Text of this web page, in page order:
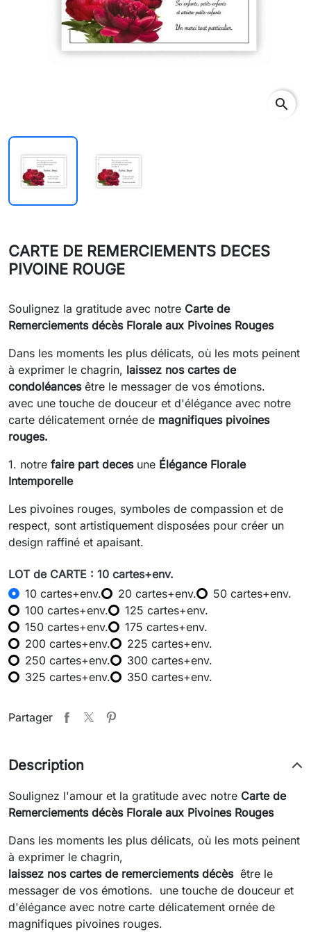
search
CARTE DE REMERCIEMENTS DECES
PIVOINE ROUGE
Soulignez la gratitude avec notre Carte de
Remerciements décès Florale aux Pivoines Rouges
Dans les moments les plus délicats, où les mots peinent
à exprimer le chagrin, laissez nos cartes de
condoléancesêtre le messager de vos émotions.
avec une touche de douceur et d'élégance avec notre
carte délicatement ornée de magnifiques pivoines
rouges.
1. notre faire part decesune Élégance Florale
Intemporelle
Les pivoines rouges, symboles de compassion et de
respect, sont artistiquement disposées pour créer un
design raffiné et apaisant.
LOT de CARTE : 10 cartes+env.
10 cartes+env.
20 cartes+env.
50 cartes+env.
100 cartes+env.
125 cartes+env.
150 cartes+env.
175 cartes+env.
200 cartes+env.
225 cartes+env.
250 cartes+env.
300 cartes+env.
325 cartes+env.
350 cartes+env.
Partager
Description
Soulignez l'amour et la gratitude avec notre Carte de
Remerciements décès Florale aux Pivoines Rouges
Dans les moments les plus délicats, où les mots peinent
à exprimer le chagrin,
laissez nos cartes de remerciements décès être le
messager de vos émotions. une touche de douceur et
d'élégance avec notre carte délicatement ornée de
magnifiques pivoines rouges.